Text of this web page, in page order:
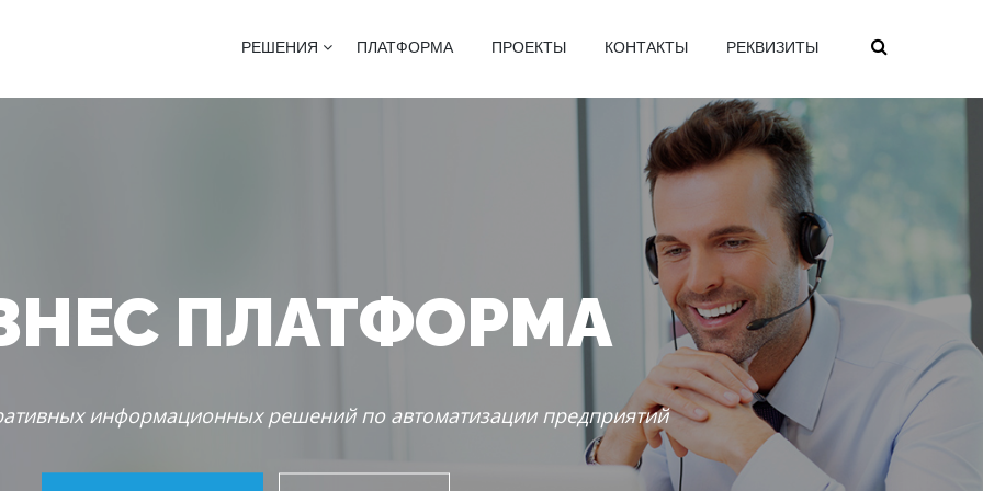
РЕШЕНИЯ ПЛАТФОРМА ПРОЕКТЫ КОНТАКТЫ РЕКВИЗИТЫ
ПЛАТФОРМА
информационных решений по автоматизации предприятий